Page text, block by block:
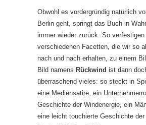
Obwohl es vordergründig natürlich
Berlin geht, springt das Buch in
immer wieder zurück. So
verschiedenen Facetten, die wir so
nach und nach erhalten, zu einem
Bild namens Rückwind ist dann
überraschend vieles: so steckt in
eine Mediensatire, ein
Geschichte der Windenergie, ein
eine leicht touchierte Geschichte